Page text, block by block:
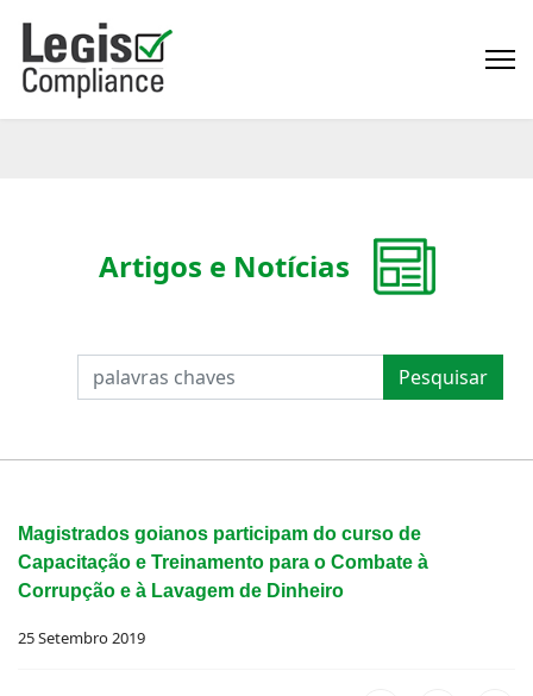
PESQUISAR Pesquisar
Artigos e Notícias
Magistrados goianos participam do curso de
Capacitação e Treinamento para o Combate à
Corrupção e à Lavagem de Dinheiro
25 Setembro 2019